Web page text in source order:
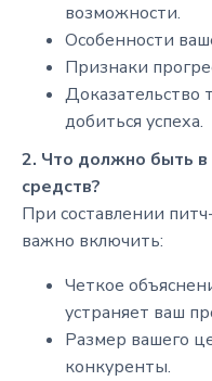
возможности.
Особенности
Признаки
Доказательство
добиться успеха.
2. Что должно быть в
средств?
При составлении
важно включить:
Четкое
устраняет ваш
Размер вашего
конкуренты.